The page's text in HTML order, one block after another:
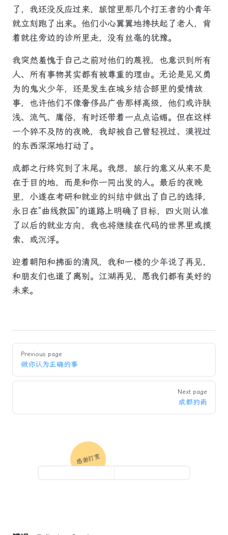
了，我还没反应过来，旅馆里那几个打王者的小青年
就立刻跑了出来。他们小心翼翼地搀扶起了老人，背
着就往旁边的诊所里走，没有丝毫的犹豫。
我突然羞愧于自己之前对他们的蔑视，也意识到所有
人、所有事物其实都有被尊重的理由。无论是见义勇
为的鬼火少年，还是发生在城乡结合部里的爱情故
事，也许他们不像奢侈品广告那样高级，他们或许肤
浅、流气、庸俗，有时还带着一点点谄媚。但在这样
一个猝不及防的夜晚，我却被自己曾轻视过、漠视过
的东西深深地打动了。
成都之行终究到了末尾。我想，旅行的意义从来不是
在于目的地，而是和你一同出发的人。最后的夜晚
里，小遂在考研和就业的纠结中做出了自己的选择，
永日在“曲线救国”的道路上明确了目标，四火则认准
了以后的就业方向，我也将继续在代码的世界里或摸
索、或沉浮。
迎着朝阳和拂面的清风，我和一楼的少年说了再见，
和朋友们也道了离别。江湖再见，愿我们都有美好的
未来。
PagerPrevious page
做你认为正确的事
Next page
成都的雨
感谢打赏